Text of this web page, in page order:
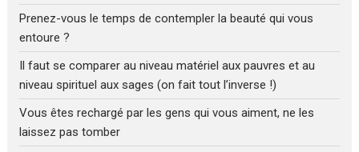
Prenez-vous le temps de contempler la beauté qui vous
entoure ?
Il faut se comparer au niveau matériel aux pauvres et au
niveau spirituel aux sages (on fait tout l’inverse !)
Vous êtes rechargé par les gens qui vous aiment, ne les
laissez pas tomber